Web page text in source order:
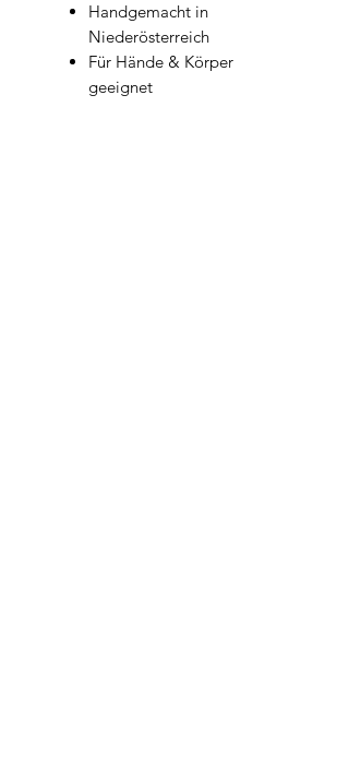
Handgemacht in
Niederösterreich
Für Hände & Körper
geeignet